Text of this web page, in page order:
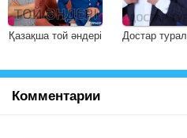
Қазақша той әндері Достар
Комментарии